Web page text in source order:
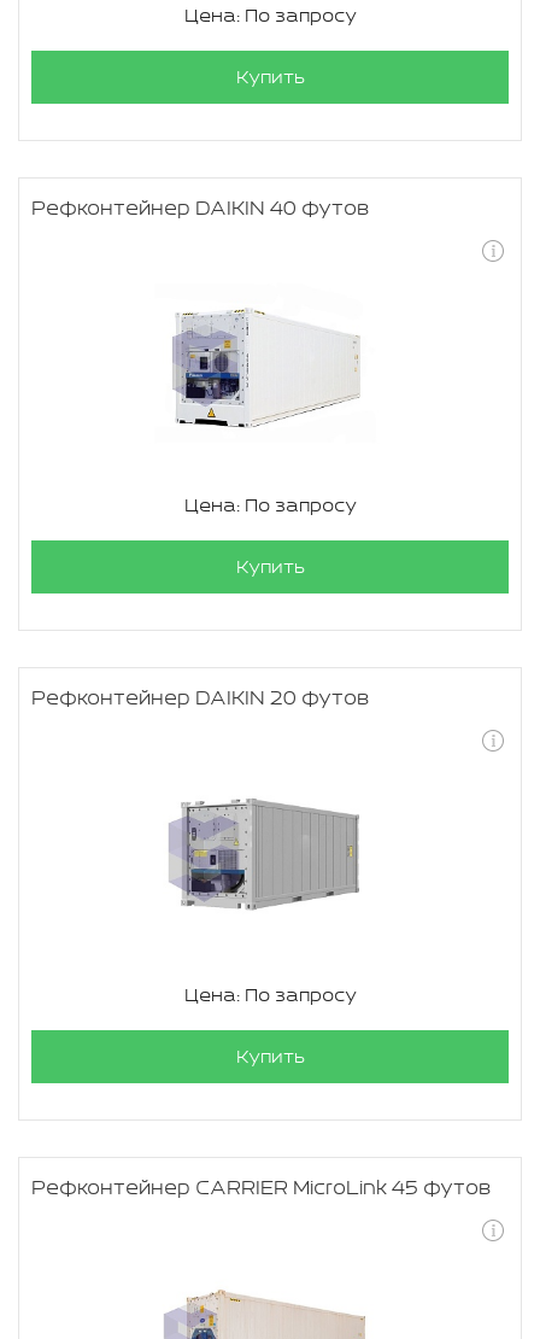
Цена: По запросу
Купить
Рефконтейнер DAIKIN 40 футов
Цена: По запросу
Купить
Рефконтейнер DAIKIN 20 футов
Цена: По запросу
Купить
Рефконтейнер CARRIER MicroLink 45 футов